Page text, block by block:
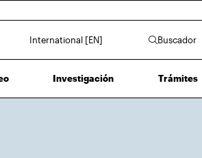
International [EN] Buscador
Investigación Trámites